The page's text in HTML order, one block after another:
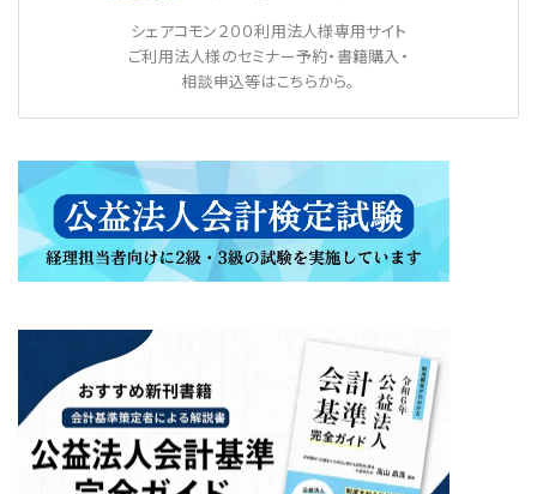
シェアコモン２００利用法人様専用サイト
ご利用法人様のセミナー予約・書籍購入・
相談申込等はこちらから。